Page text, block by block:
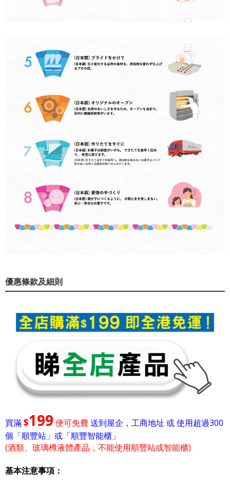
優惠條款及細則
買滿$199 便可免費送到屋企，工商地址 或 使用超過300
個「順豐站」或「順豐智能櫃」
(酒類、玻璃樽液體產品，不能使用順豐站或智能櫃)
基本注意事項：